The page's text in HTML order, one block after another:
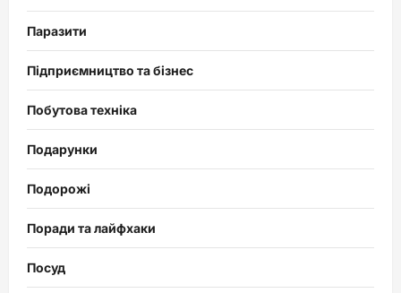
Паразити
Підприємництво та бізнес
Побутова техніка
Подарунки
Подорожі
Поради та лайфхаки
Посуд